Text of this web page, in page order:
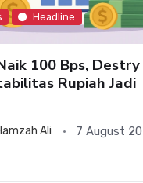
Headline
100 Bps, Destry
Rupiah Jadi
Ali 7 August